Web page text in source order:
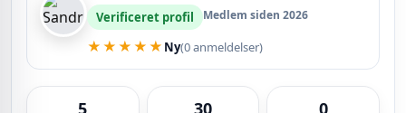
Verificeret profil Medlem siden 2026
★★★★★ Ny(0 anmeldelser)
5 30 0